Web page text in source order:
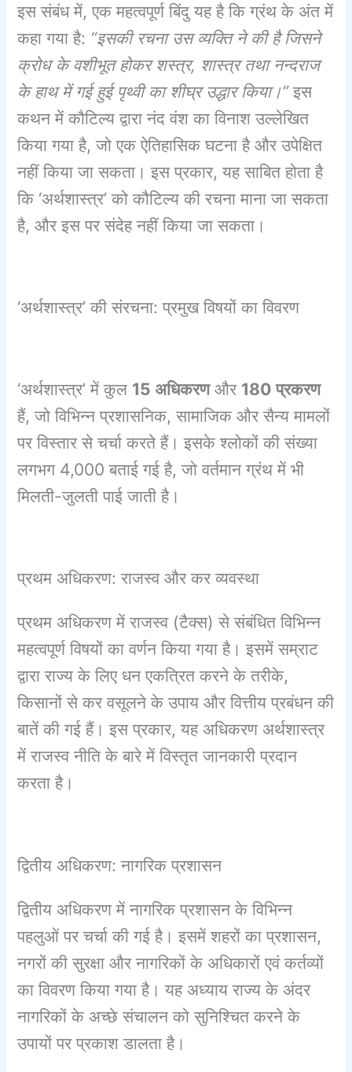
इस संबंध में, एक महत्वपूर्ण बिंदु यह है कि ग्रंथ के अंत में
कहा गया है: “इसकी रचना उस व्यक्ति ने की है जिसने
क्रोध के वशीभूत होकर शस्त्र, शास्त्र तथा नन्दराज
के हाथ में गई हुई पृथ्वी का शीघ्र उद्धार किया।”इस
कथन में कौटिल्य द्वारा नंद वंश का विनाश उल्लेखित
किया गया है, जो एक ऐतिहासिक घटना है और उपेक्षित
नहीं किया जा सकता। इस प्रकार, यह साबित होता है
कि ‘अर्थशास्त्र’ को कौटिल्य की रचना माना जा सकता
है, और इस पर संदेह नहीं किया जा सकता।
‘अर्थशास्त्र’ की संरचना: प्रमुख विषयों का विवरण
‘अर्थशास्त्र’ में कुल 15 अधिकरणऔर 180 प्रकरण
हैं, जो विभिन्न प्रशासनिक, सामाजिक और सैन्य मामलों
पर विस्तार से चर्चा करते हैं। इसके श्लोकों की संख्या
लगभग 4,000 बताई गई है, जो वर्तमान ग्रंथ में भी
मिलती-जुलती पाई जाती है।
प्रथम अधिकरण: राजस्व और कर व्यवस्था
प्रथम अधिकरण में राजस्व (टैक्स) से संबंधित विभिन्न
महत्वपूर्ण विषयों का वर्णन किया गया है। इसमें सम्राट
द्वारा राज्य के लिए धन एकत्रित करने के तरीके,
किसानों से कर वसूलने के उपाय और वित्तीय प्रबंधन की
बातें की गई हैं। इस प्रकार, यह अधिकरण अर्थशास्त्र
में राजस्व नीति के बारे में विस्तृत जानकारी प्रदान
करता है।
द्वितीय अधिकरण: नागरिक प्रशासन
द्वितीय अधिकरण में नागरिक प्रशासन के विभिन्न
पहलुओं पर चर्चा की गई है। इसमें शहरों का प्रशासन,
नगरों की सुरक्षा और नागरिकों के अधिकारों एवं कर्तव्यों
का विवरण किया गया है। यह अध्याय राज्य के अंदर
नागरिकों के अच्छे संचालन को सुनिश्चित करने के
उपायों पर प्रकाश डालता है।